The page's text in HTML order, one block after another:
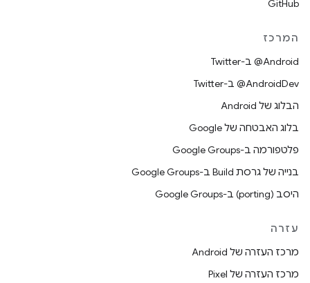
GitHub
המרכז
‎@Android ב-Twitter
‎@AndroidDev ב-Twitter
הבלוג של Android
בלוג האבטחה של Google
פלטפורמה ב-Google Groups
בנייה של גרסת Build ב-Google Groups
היסב (porting) ב-Google Groups
עזרה
מרכז העזרה של Android
מרכז העזרה של Pixel